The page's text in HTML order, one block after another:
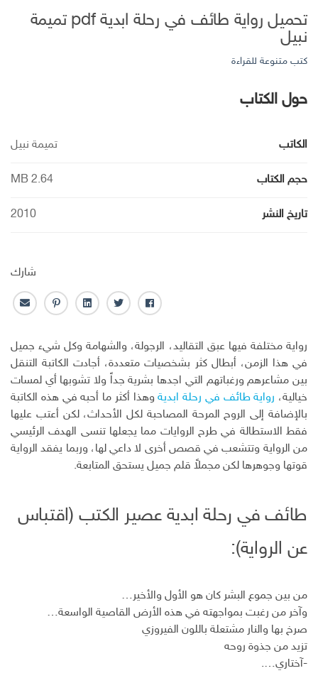
تحميل رواية طائف في رحلة ابدية pdf تميمة
نبيل
كتب متنوعة للقراءة
حول الكتاب
الكاتب تميمة نبيل
حجم الكتاب 2.64 MB
تاريخ النشر 2010
شارك
ف
س
ب
و
ك
ت
ي
ر
ل
ن
ـ
د
ا
ن
ب
ت
س
ت
ا
ي
د
ا
ل
إ
رواية مختلفة فيها عبق التقاليد، الرجولة، والشهامة وكل شيء جميل
في هذا الزمن، أبطال كثر بشخصيات متعددة، أجادت الكاتبة التنقل
بين مشاعرهم ورغباتهم التي اجدها بشرية جداً ولا تشوبها أي لمسات
خيالية، رواية طائف في رحلة ابديةوهذا أكثر ما أحبه في هذه الكاتبة
بالإضافة إلى الروح المرحة المصاحبة لكل الأحداث، لكن أعتب عليها
فقط الاستطالة في طرح الروايات مما يجعلها تنسى الهدف الرئيسي
من الرواية وتتشعب في قصص أخرى لا داعي لها، وربما يفقد الرواية
قوتها وجوهرها لكن مجملاً قلم جميل يستحق المتابعة.
طائف في رحلة ابدية عصير الكتب (اقتباس
عن الرواية):
من بين جموع البشر كان هو الأول والأخير…
وآخر من رغبت بمواجهته في هذه الأرض القاصية الواسعة…
صرخ بها والنار مشتعلة باللون الفيروزي
تزيد من جذوة روحه
-آختاري….